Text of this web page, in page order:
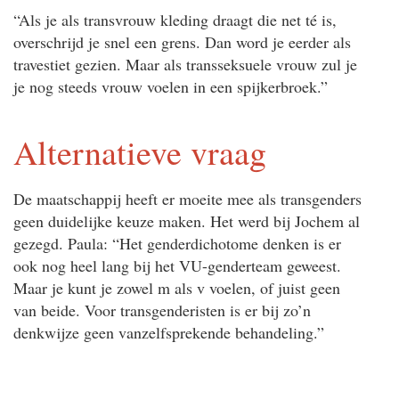
“Als je als transvrouw kleding draagt die net té is,
overschrijd je snel een grens. Dan word je eerder als
travestiet gezien. Maar als transseksuele vrouw zul je
je nog steeds vrouw voelen in een spijkerbroek.”
Alternatieve vraag
De maatschappij heeft er moeite mee als transgenders
geen duidelijke keuze maken. Het werd bij Jochem al
gezegd. Paula: “Het genderdichotome denken is er
ook nog heel lang bij het VU-genderteam geweest.
Maar je kunt je zowel m als v voelen, of juist geen
van beide. Voor transgenderisten is er bij zo’n
denkwijze geen vanzelfsprekende behandeling.”